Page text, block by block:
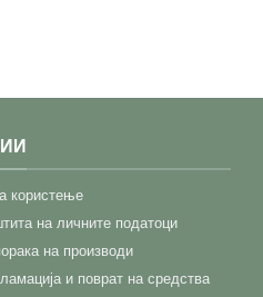
користење
на личните податоци
на производи
и поврат на средства